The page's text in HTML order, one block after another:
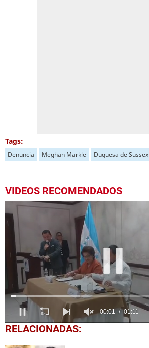
Tags:
Denuncia Meghan Markle Duquesa de Sussex
VIDEOS RECOMENDADOS
0
seconds
RELACIONADAS: